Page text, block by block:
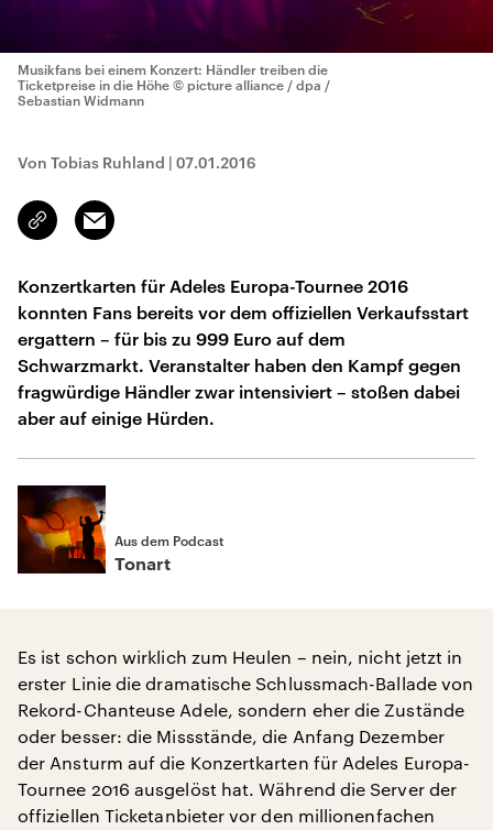
Musikfans bei einem Konzert: Händler treiben die
Ticketpreise in die Höhe © picture alliance / dpa /
Sebastian Widmann
Von Tobias Ruhland | 07.01.2016
Link
kopieren/teilen
Email
Konzertkarten für Adeles Europa-Tournee 2016
konnten Fans bereits vor dem offiziellen Verkaufsstart
ergattern – für bis zu 999 Euro auf dem
Schwarzmarkt. Veranstalter haben den Kampf gegen
fragwürdige Händler zwar intensiviert – stoßen dabei
aber auf einige Hürden.
Aus dem Podcast
Tonart
Es ist schon wirklich zum Heulen – nein, nicht jetzt in
erster Linie die dramatische Schlussmach-Ballade von
Rekord-Chanteuse Adele, sondern eher die Zustände
oder besser: die Missstände, die Anfang Dezember
der Ansturm auf die Konzertkarten für Adeles Europa-
Tournee 2016 ausgelöst hat. Während die Server der
offiziellen Ticketanbieter vor den millionenfachen